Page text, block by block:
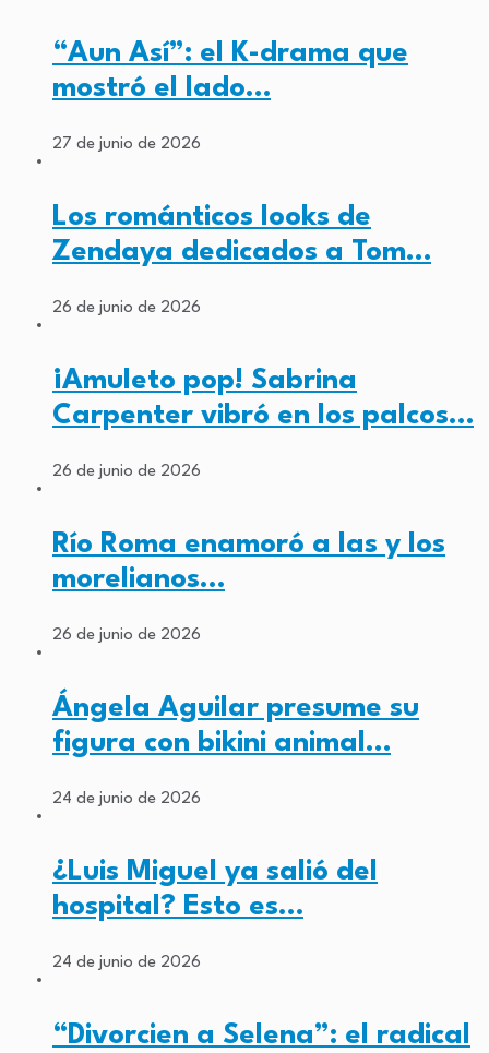
“Aun Así”: el K-drama que
mostró el lado…
27 de junio de 2026
Los románticos looks de
Zendaya dedicados a Tom…
26 de junio de 2026
¡Amuleto pop! Sabrina
Carpenter vibró en los palcos…
26 de junio de 2026
Río Roma enamoró a las y los
morelianos…
26 de junio de 2026
Ángela Aguilar presume su
figura con bikini animal…
24 de junio de 2026
¿Luis Miguel ya salió del
hospital? Esto es…
24 de junio de 2026
“Divorcien a Selena”: el radical